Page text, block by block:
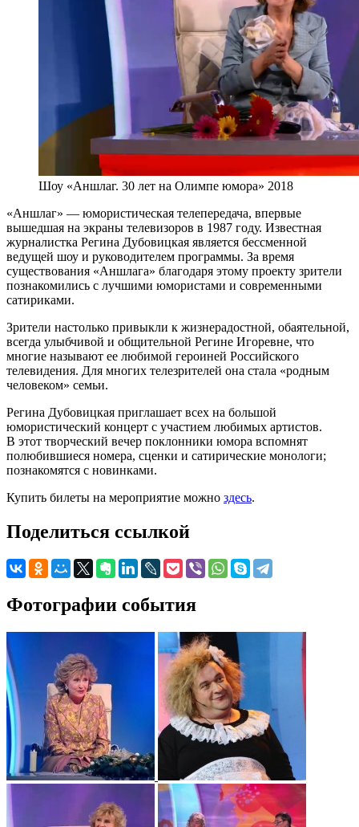
Шоу «Аншлаг. 30 лет на Олимпе юмора» 2018
«Аншлаг» — юмористическая телепередача, впервые
вышедшая на экраны телевизоров в 1987 году. Известная
журналистка Регина Дубовицкая является бессменной
ведущей шоу и руководителем программы. За время
существования «Аншлага» благодаря этому проекту зрители
познакомились с лучшими юмористами и современными
сатириками.
Зрители настолько привыкли к жизнерадостной, обаятельной,
всегда улыбчивой и общительной Регине Игоревне, что
многие называют ее любимой героиней Российского
телевидения. Для многих телезрителей она стала «родным
человеком» семьи.
Регина Дубовицкая приглашает всех на большой
юмористический концерт с участием любимых артистов.
В этот творческий вечер поклонники юмора вспомнят
полюбившиеся номера, сценки и сатирические монологи;
познакомятся с новинками.
Купить билеты на мероприятие можно здесь.
Поделиться ссылкой
Фотографии события